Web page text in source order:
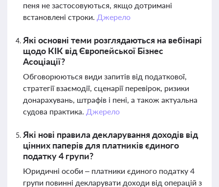
пеня не застосовуються, якщо дотримані
встановлені строки. Джерело
Які основні теми розглядаються на вебінарі
щодо КІК від Європейської Бізнес
Асоціації?
Обговорюються види запитів від податкової,
стратегії взаємодії, сценарії перевірок, ризики
донарахувань, штрафів і пені, а також актуальна
судова практика. Джерело
Які нові правила декларування доходів від
цінних паперів для платників єдиного
податку 4 групи?
Юридичні особи – платники єдиного податку 4
групи повинні декларувати доходи від операцій з